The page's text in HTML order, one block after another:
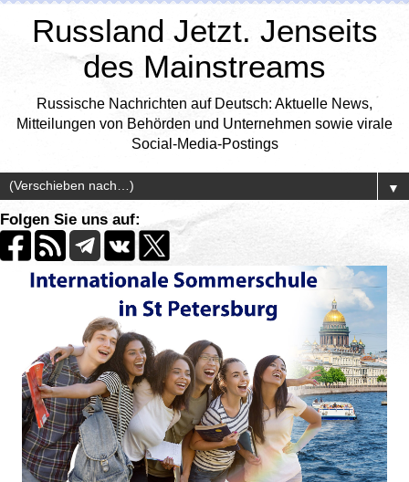
Russland Jetzt. Jenseits
des Mainstreams
Russische Nachrichten auf Deutsch: Aktuelle News,
Mitteilungen von Behörden und Unternehmen sowie virale
Social-Media-Postings
▼
Folgen Sie uns auf: